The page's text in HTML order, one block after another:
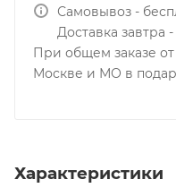
Самовывоз -
Доставка завтра
При общем заказе от
Москве и МО в
Характеристики